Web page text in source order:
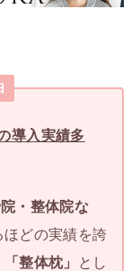
導入実績多
・整体院な
ほどの実績を誇
「整体枕」
とし